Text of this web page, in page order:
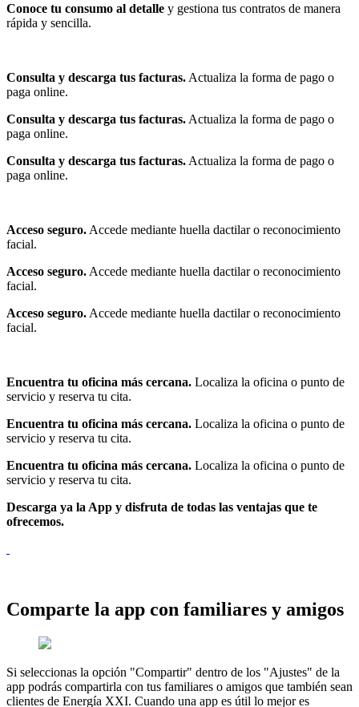
Conoce tu consumo al detalle y gestiona tus contratos de manera
rápida y sencilla.
Consulta y descarga tus facturas. Actualiza la forma de pago o
paga online.
Consulta y descarga tus facturas. Actualiza la forma de pago o
paga online.
Consulta y descarga tus facturas. Actualiza la forma de pago o
paga online.
Acceso seguro. Accede mediante huella dactilar o reconocimiento
facial.
Acceso seguro. Accede mediante huella dactilar o reconocimiento
facial.
Acceso seguro. Accede mediante huella dactilar o reconocimiento
facial.
Encuentra tu oficina más cercana. Localiza la oficina o punto de
servicio y reserva tu cita.
Encuentra tu oficina más cercana. Localiza la oficina o punto de
servicio y reserva tu cita.
Encuentra tu oficina más cercana. Localiza la oficina o punto de
servicio y reserva tu cita.
Descarga ya la App y disfruta de todas las ventajas que te
ofrecemos.
Comparte la app con familiares y amigos
Si seleccionas la opción "Compartir" dentro de los "Ajustes" de la
app podrás compartirla con tus familiares o amigos que también sean
clientes de Energía XXI. Cuando una app es útil lo mejor es